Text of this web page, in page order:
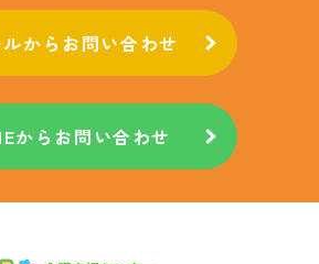
からお問い合わせ
からお問い合わせ